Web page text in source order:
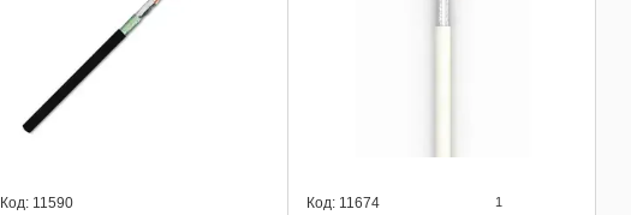
Код: 11590 Код: 11674 1